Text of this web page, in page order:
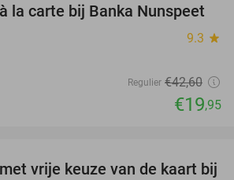
53%
la carte bij Banka Nunspeet
9.3 star
Regulier €42,60
€19,95
vrije keuze van de kaart bij